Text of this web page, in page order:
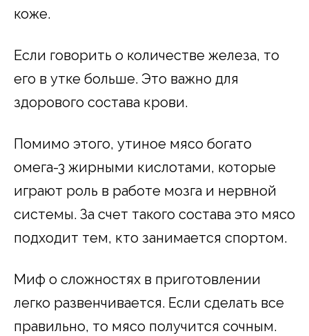
коже.
Если говорить о количестве железа, то
его в утке больше. Это важно для
здорового состава крови.
Помимо этого, утиное мясо богато
омега-3 жирными кислотами, которые
играют роль в работе мозга и нервной
системы. За счет такого состава это мясо
подходит тем, кто занимается спортом.
Миф о сложностях в приготовлении
легко развенчивается. Если сделать все
правильно, то мясо получится сочным.